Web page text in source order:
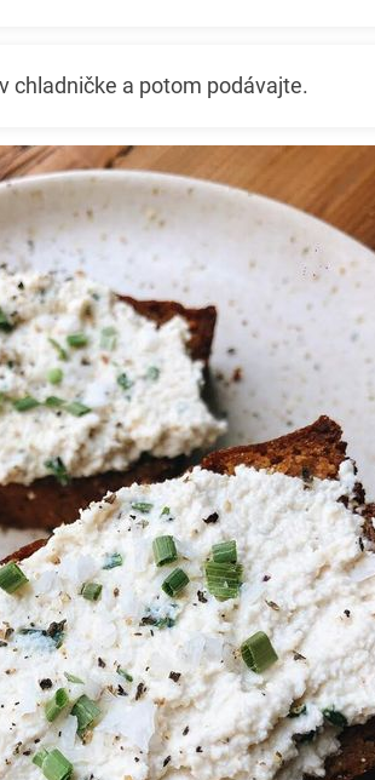
chladničke a potom podávajte.